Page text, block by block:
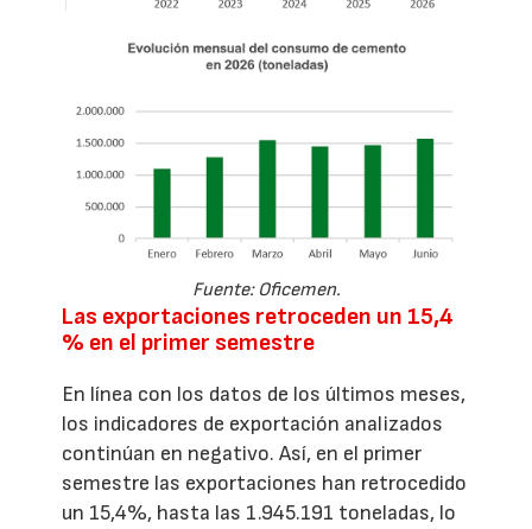
Fuente: Oficemen.
Las exportaciones retroceden un 15,4
% en el primer semestre
En línea con los datos de los últimos meses,
los indicadores de exportación analizados
continúan en negativo. Así, en el primer
semestre las exportaciones han retrocedido
un 15,4%, hasta las 1.945.191 toneladas, lo